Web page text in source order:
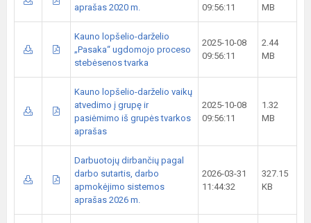
aprašas 2020 m.
09:56:11
MB
Kauno lopšelio-darželio
„Pasaka“ ugdomojo proceso
stebėsenos tvarka
2025-10-08
09:56:11
2.44
MB
Kauno lopšelio-darželio vaikų
atvedimo į grupę ir
pasiėmimo iš grupės tvarkos
aprašas
2025-10-08
09:56:11
1.32
MB
Darbuotojų dirbančių pagal
darbo sutartis, darbo
apmokėjimo sistemos
aprašas 2026 m.
2026-03-31
11:44:32
327.15
KB